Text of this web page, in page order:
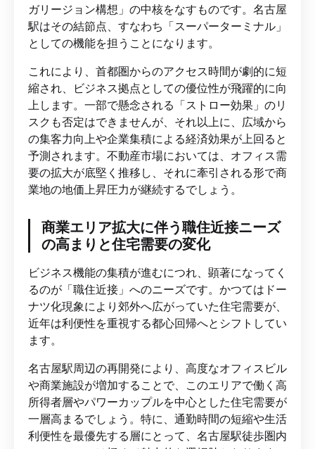
ガリージョン構想」の中核をなすものです。名古屋
駅はその結節点、すなわち「スーパーターミナル」
としての機能を担うことになります。
これにより、首都圏からのアクセス時間が劇的に短
縮され、ビジネス拠点としての優位性が飛躍的に向
上します。一部で懸念される「ストロー効果」のリ
スクも否定はできませんが、それ以上に、広域から
の集客力向上や企業集積による経済効果が上回ると
予測されます。不動産市場においては、オフィス需
要の拡大が底堅く推移し、それに牽引される形で商
業地の地価上昇圧力が継続するでしょう。
商業エリア拡大に伴う職住近接ニーズ
の高まりと住宅需要の変化
ビジネス機能の集積が進むにつれ、顕著になってく
るのが「職住近接」へのニーズです。かつてはドー
ナツ化現象により郊外へ広がっていた住宅需要が、
近年は利便性を重視する都心回帰へとシフトしてい
ます。
名古屋駅周辺の再開発により、高度なオフィスビル
や商業施設が増加することで、このエリアで働く高
所得者層やパワーカップルを中心とした住宅需要が
一層高まるでしょう。特に、通勤時間の短縮や生活
利便性を最優先する層にとって、名古屋駅徒歩圏内